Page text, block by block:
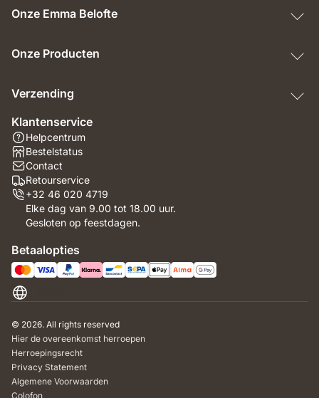
Onze Emma Belofte
Onze Producten
Verzending
Klantenservice
Helpcentrum
Bestelstatus
Contact
Retourservice
+32 46 020 4719
Elke dag van 9.00 tot 18.00 uur.
Gesloten op feestdagen.
Betaalopties
© 2026. All rights reserved
Hier de overeenkomst herroepen
Herroepingsrecht
Privacy Statement
Algemene Voorwaarden
Colofon